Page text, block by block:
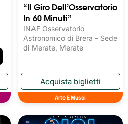
“Il Giro Dell’Osservatorio
In 60 Minuti”
INAF Osservatorio
Astronomico di Brera - Sede
di Merate, Merate
Arte E Musei